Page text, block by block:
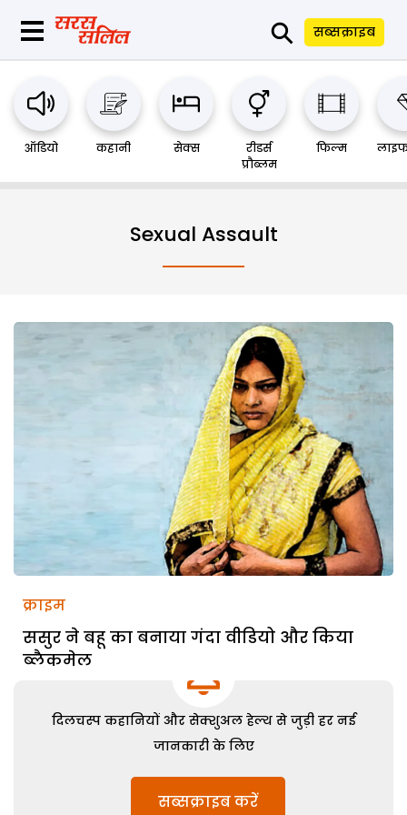
⚲ सब्सक्राइब
ऑडियो कहानी सेक्स
रीडर्स
प्रौब्लम
फिल्म
Sexual Assault
क्राइम
ससुर ने बहू का बनाया गंदा वीडियो और किया
ब्लैकमेल
दिलचस्प कहानियों और सेक्शुअल हेल्थ से जुड़ी हर नई
जानकारी के लिए
सब्सक्राइब करें